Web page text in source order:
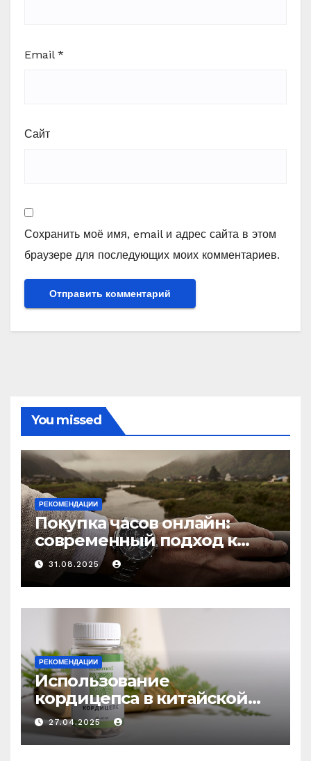
Email *
Сайт
Сохранить моё имя, email и адрес сайта в этом
браузере для последующих моих комментариев.
You missed
РЕКОМЕНДАЦИИ
Покупка часов онлайн:
современный подход к
выбору аксессуаров
31.08.2025
РЕКОМЕНДАЦИИ
Использование
кордицепса в китайской
медицине: природное
средство против усталости
и истощения
27.04.2025